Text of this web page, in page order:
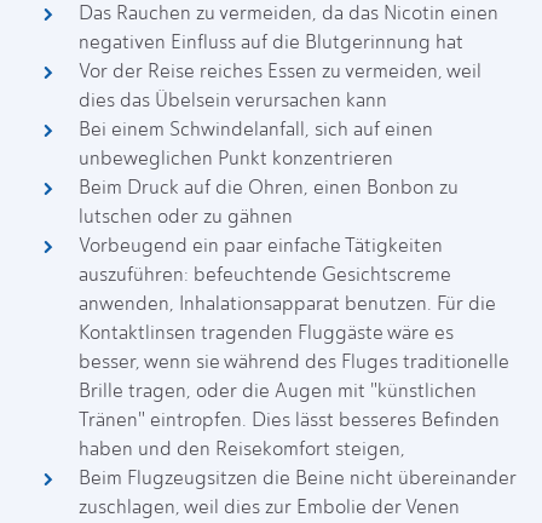
Das Rauchen zu vermeiden, da das Nicotin einen
negativen Einfluss auf die Blutgerinnung hat
Vor der Reise reiches Essen zu vermeiden, weil
dies das Übelsein verursachen kann
Bei einem Schwindelanfall, sich auf einen
unbeweglichen Punkt konzentrieren
Beim Druck auf die Ohren, einen Bonbon zu
lutschen oder zu gähnen
Vorbeugend ein paar einfache Tätigkeiten
auszuführen: befeuchtende Gesichtscreme
anwenden, Inhalationsapparat benutzen. Für die
Kontaktlinsen tragenden Fluggäste wäre es
besser, wenn sie während des Fluges traditionelle
Brille tragen, oder die Augen mit "künstlichen
Tränen" eintropfen. Dies lässt besseres Befinden
haben und den Reisekomfort steigen,
Beim Flugzeugsitzen die Beine nicht übereinander
zuschlagen, weil dies zur Embolie der Venen